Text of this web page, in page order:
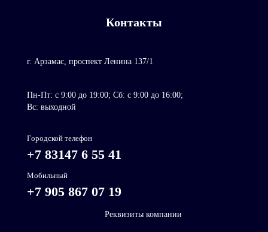
Контакты
г. Арзамас, проспект Ленина 137/1
Пн-Пт: c 9:00 до 19:00; Сб: с 9:00 до 16:00;
Вс: выходной
Городской телефон
+7 83147 6 55 41
Мобильный
+7 905 867 07 19
Реквизиты компании